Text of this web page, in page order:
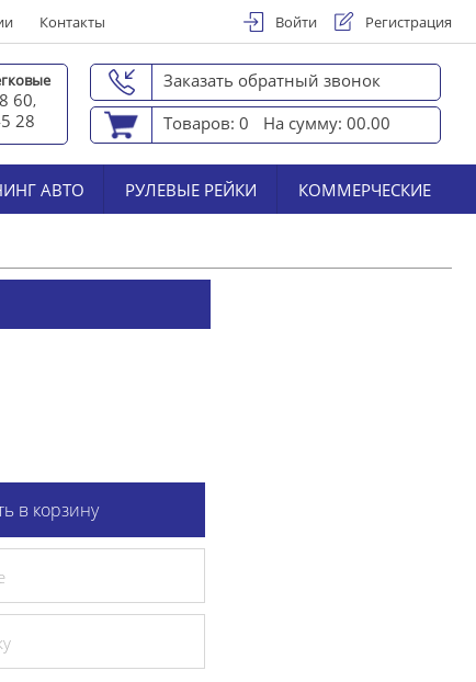
Контакты Войти Регистрация
60,
28
Заказать обратный звонок
Товаров: 0
На сумму: 00.00
АВТО РУЛЕВЫЕ РЕЙКИ КОММЕРЧЕСКИЕ
в корзину